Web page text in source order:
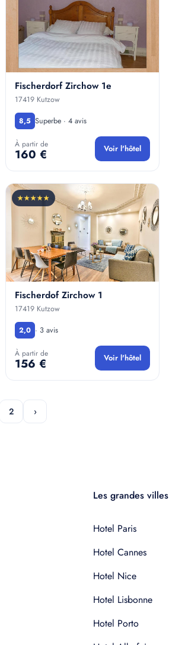
Fischerdorf Zirchow 1e
17419 Kutzow
8,5 Superbe · 4 avis
À partir de
160 € Voir l'hôtel
★★★★★
Fischerdof Zirchow 1
17419 Kutzow
2,0 · 3 avis
À partir de
156 € Voir l'hôtel
2 ›
Les grandes villes
Hotel Paris
Hotel Cannes
Hotel Nice
Hotel Lisbonne
Hotel Porto